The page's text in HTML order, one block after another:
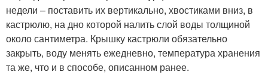
недели – поставить их вертикально, хвостиками вниз, в
кастрюлю, на дно которой налить слой воды толщиной
около сантиметра. Крышку кастрюли обязательно
закрыть, воду менять ежедневно, температура хранения
та же, что и в способе, описанном ранее.